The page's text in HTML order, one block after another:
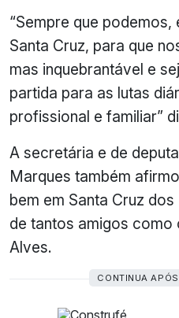
“Sempre que
Santa Cruz, para que
mas inquebrantável e
partida para as lutas
profissional e familiar”
A secretária e de
Marques também
bem em Santa Cruz
de tantos amigos
Alves.
CONTINUA